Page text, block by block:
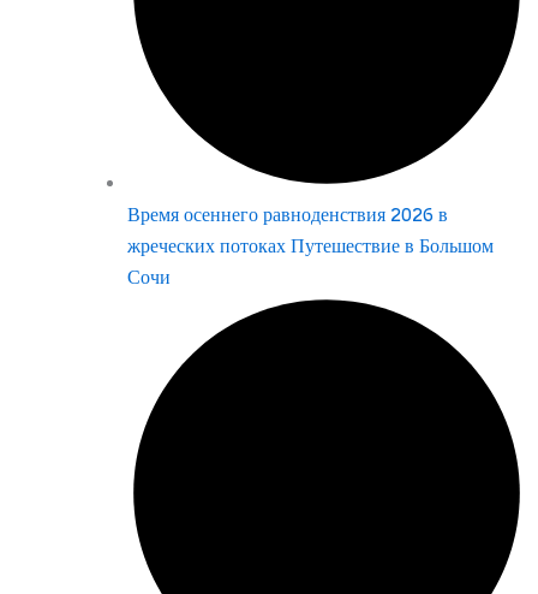
Время осеннего равноденствия 2026 в
жреческих потоках Путешествие в Большом
Сочи